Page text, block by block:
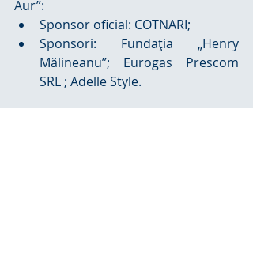
Aur”:
Sponsor oficial: COTNARI;
Sponsori: Fundaţia „Henry
Mălineanu”; Eurogas Prescom
SRL ; Adelle Style.